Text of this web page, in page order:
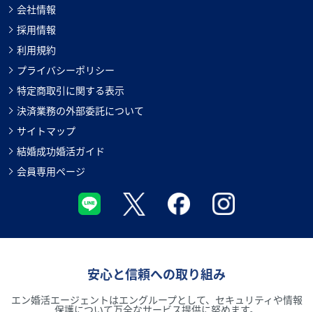
会社情報
採用情報
利用規約
プライバシーポリシー
特定商取引に関する表示
決済業務の外部委託について
サイトマップ
結婚成功婚活ガイド
会員専用ページ
安心と信頼への取り組み
エン婚活エージェントはエングループとして、セキュリティや情報
保護について万全なサービス提供に努めます。